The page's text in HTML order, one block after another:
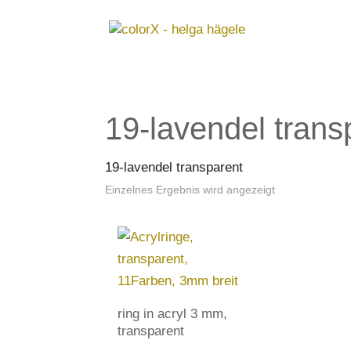
19-lavendel
19-lavendel transparent
Einzelnes Ergebnis wird angezeigt
ring in acryl 3 mm,
transparent